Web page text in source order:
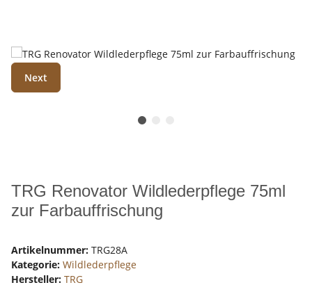
Next
TRG Renovator Wildlederpflege 75ml
zur Farbauffrischung
Artikelnummer: TRG28A
Kategorie: Wildlederpflege
Hersteller: TRG